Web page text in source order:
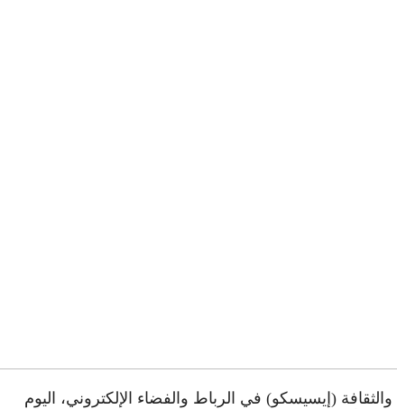
(إيسيسكو) في الرباط والفضاء الإلكتروني، اليوم